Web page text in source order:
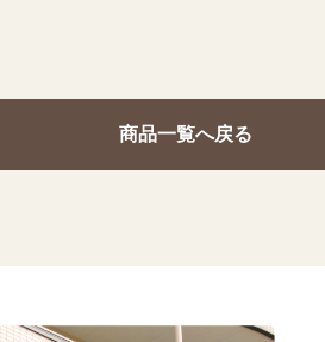
商品一覧へ戻る